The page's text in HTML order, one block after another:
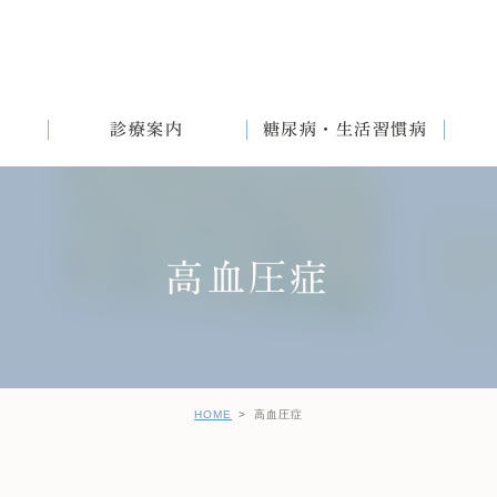
診療案内 糖尿病・生活習慣病
女性と生活習慣病 健診後の治療について
高血圧症
HOME 高血圧症